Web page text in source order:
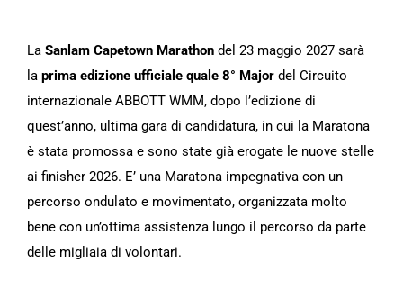
La Sanlam Capetown Marathondel 23 maggio 2027 sarà
la prima edizione ufficiale quale 8° Majordel Circuito
internazionale ABBOTT WMM, dopo l’edizione di
quest’anno, ultima gara di candidatura, in cui la Maratona
è stata promossa e sono state già erogate le nuove stelle
ai finisher 2026. E’ una Maratona impegnativa con un
percorso ondulato e movimentato, organizzata molto
bene con un’ottima assistenza lungo il percorso da parte
delle migliaia di volontari.